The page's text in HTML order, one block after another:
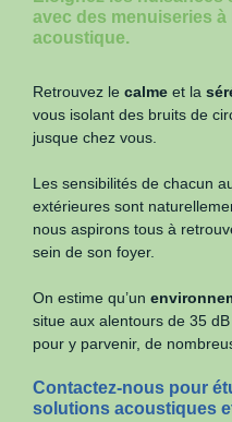
avec des menuiseries
acoustique.
Retrouvez le calme et la
vous isolant des bruits de
jusque chez vous.
Les sensibilités de chacun
extérieures sont
nous aspirons tous à
sein de son foyer.
On estime qu’un
situe aux alentours de 35
pour y parvenir, de
Contactez-nous pour
solutions acoustiques